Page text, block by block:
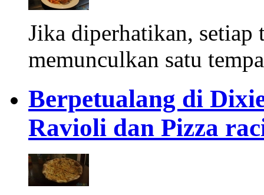
Jika diperhatikan, setiap
memunculkan satu
Berpetualang di
Ravioli dan Pizza